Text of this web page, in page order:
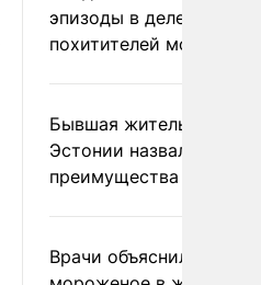
эпизоды в деле
похитителей москвичек
Бывшая жительница
Эстонии назвала
преимущества России
Врачи объяснили, как